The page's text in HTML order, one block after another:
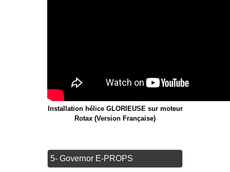
Installation hélice GLORIEUSE sur moteur
Rotax (Version Française)
5- Governor E-PROPS